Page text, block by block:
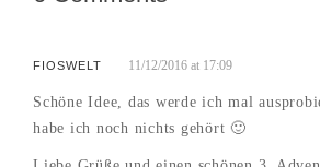
FIOSWELT 11/12/2016 at 17:09
Schöne Idee, das werde ich mal
habe ich noch nichts gehört 🙂